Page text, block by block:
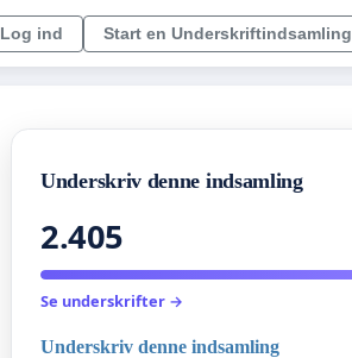
Log ind Start en Underskriftindsamling
Underskriv denne indsamling
2.405
Se underskrifter →
Underskriv denne indsamling